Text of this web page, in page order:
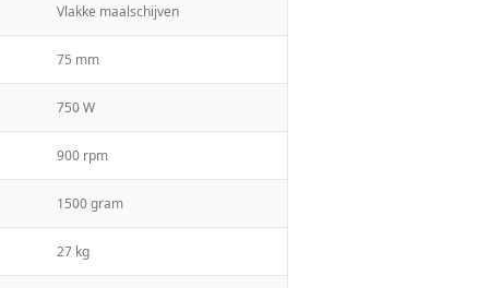
Vlakke maalschijven
75 mm
750 W
900 rpm
1500 gram
27 kg